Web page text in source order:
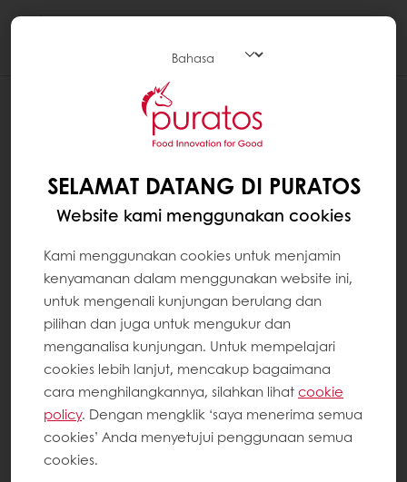
SELAMAT DATANG DI PURATOS
Website kami menggunakan cookies
Kami menggunakan cookies untuk menjamin
kenyamanan dalam menggunakan website ini,
untuk mengenali kunjungan berulang dan
pilihan dan juga untuk mengukur dan
menganalisa kunjungan. Untuk mempelajari
cookies lebih lanjut, mencakup bagaimana
cara menghilangkannya, silahkan lihatcookie
policy. Dengan mengklik ‘saya menerima semua
cookies’ Anda menyetujui penggunaan semua
cookies.